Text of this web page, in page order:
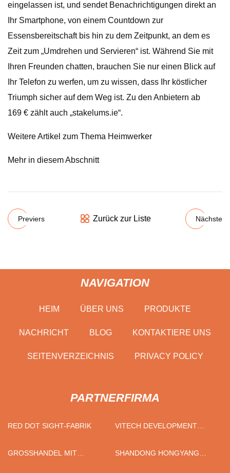
eingelassen ist, und sendet Benachrichtigungen direkt an
Ihr Smartphone, von einem Countdown zur
Essensbereitschaft bis hin zu dem Zeitpunkt, an dem es
Zeit zum „Umdrehen und Servieren“ ist. Während Sie mit
Ihren Freunden chatten, brauchen Sie nur einen Blick auf
Ihr Telefon zu werfen, um zu wissen, dass Ihr köstlicher
Triumph sicher auf dem Weg ist. Zu den Anbietern ab
169 € zählt auch „stakelums.ie“.
Weitere Artikel zum Thema Heimwerker
Mehr in diesem Abschnitt
Previers Zurück zur Liste Nächste
NAVIGATION
HEIM ÜBER UNS PRODUKTE
NACHRICHT BLOG KONTAKTIERE UNS
SEITENVERZEICHNIS PRIVACY POLICY
PARTNERFIRMA
RED DOT SIGHT-FABRIK
VITECH DEVELOPMENT
GROSSHANDEL MIT D
SHANDONG HONGYANG